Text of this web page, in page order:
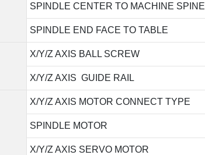
SPINDLE CENTER TO MACHINE SPINE
SPINDLE END FACE TO TABLE
X/Y/Z AXIS BALL SCREW
X/Y/Z AXIS GUIDE RAIL
X/Y/Z AXIS MOTOR CONNECT TYPE
SPINDLE MOTOR
X/Y/Z AXIS SERVO MOTOR